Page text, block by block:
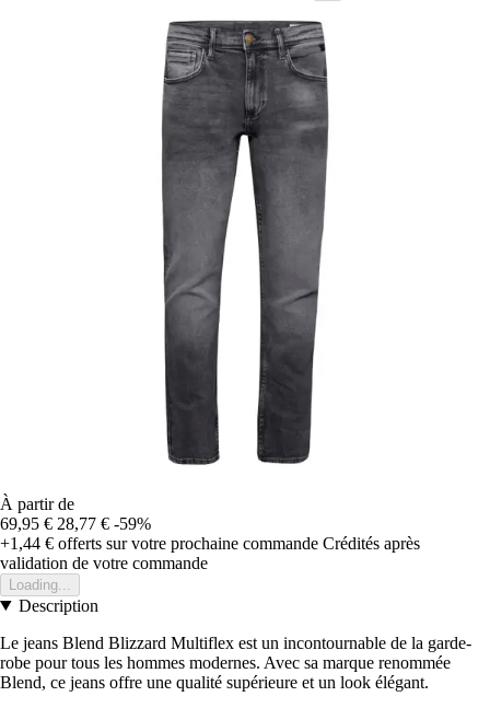
À partir de
69,95 € 28,77 € -59%
+1,44 € offerts sur votre prochaine commande Crédités après
validation de votre commande
Loading...
Description
Le jeans Blend Blizzard Multiflex est un incontournable de la garde-
robe pour tous les hommes modernes. Avec sa marque renommée
Blend, ce jeans offre une qualité supérieure et un look élégant.